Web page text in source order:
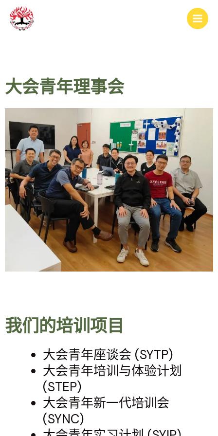
Main
大会青年理事会
我们的培训项目
大会青年座谈会 (SYTP)
大会青年培训与体验计划
(STEP)
大会青年新一代培训会
(SYNC)